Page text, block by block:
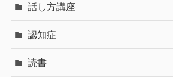
話し方講座
認知症
読書